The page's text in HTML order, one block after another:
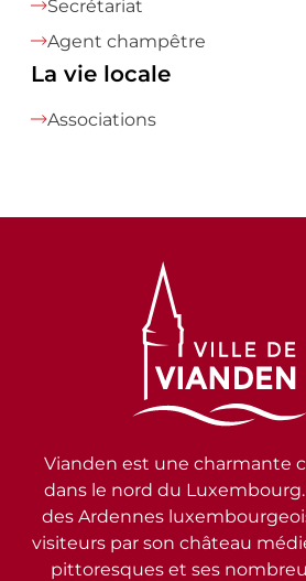
Secrétariat
Agent champêtre
La vie locale
Associations
Vianden est une charmante
dans le nord du
des Ardennes
visiteurs par son château
pittoresques et ses